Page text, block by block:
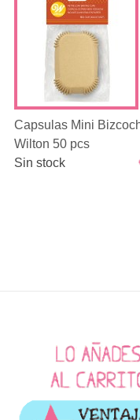
Capsulas Mini
Wilton 50 pcs
Sin stock